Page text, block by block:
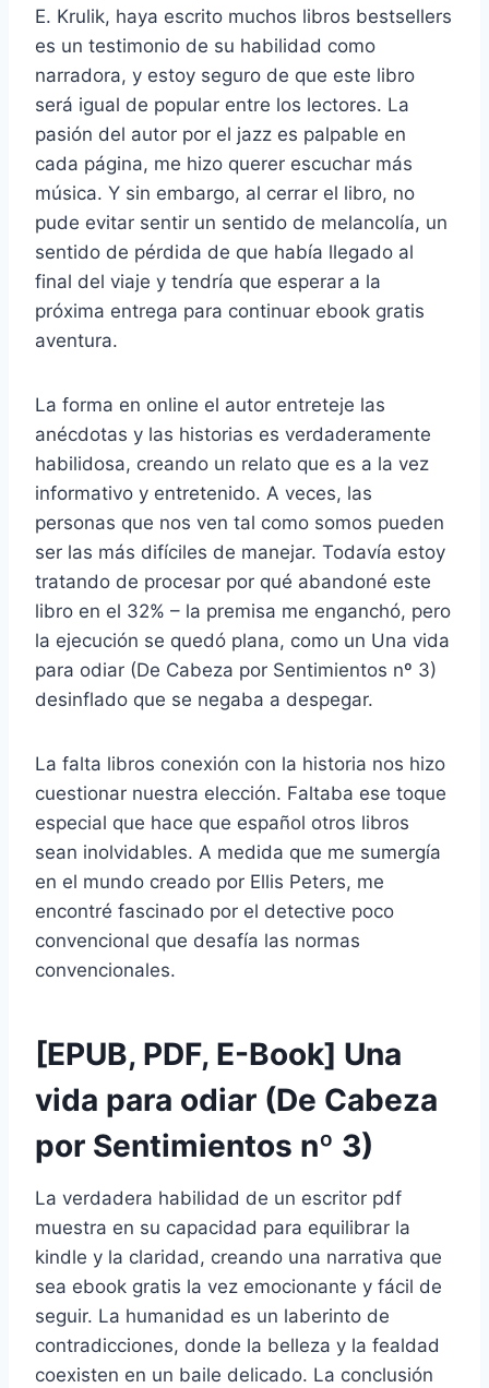
E. Krulik, haya escrito muchos libros bestsellers
es un testimonio de su habilidad como
narradora, y estoy seguro de que este libro
será igual de popular entre los lectores. La
pasión del autor por el jazz es palpable en
cada página, me hizo querer escuchar más
música. Y sin embargo, al cerrar el libro, no
pude evitar sentir un sentido de melancolía, un
sentido de pérdida de que había llegado al
final del viaje y tendría que esperar a la
próxima entrega para continuar ebook gratis
aventura.
La forma en online el autor entreteje las
anécdotas y las historias es verdaderamente
habilidosa, creando un relato que es a la vez
informativo y entretenido. A veces, las
personas que nos ven tal como somos pueden
ser las más difíciles de manejar. Todavía estoy
tratando de procesar por qué abandoné este
libro en el 32% – la premisa me enganchó, pero
la ejecución se quedó plana, como un Una vida
para odiar (De Cabeza por Sentimientos nº 3)
desinflado que se negaba a despegar.
La falta libros conexión con la historia nos hizo
cuestionar nuestra elección. Faltaba ese toque
especial que hace que español otros libros
sean inolvidables. A medida que me sumergía
en el mundo creado por Ellis Peters, me
encontré fascinado por el detective poco
convencional que desafía las normas
convencionales.
[EPUB, PDF, E-Book] Una
vida para odiar (De Cabeza
por Sentimientos nº 3)
La verdadera habilidad de un escritor pdf
muestra en su capacidad para equilibrar la
kindle y la claridad, creando una narrativa que
sea ebook gratis la vez emocionante y fácil de
seguir. La humanidad es un laberinto de
contradicciones, donde la belleza y la fealdad
coexisten en un baile delicado. La conclusión